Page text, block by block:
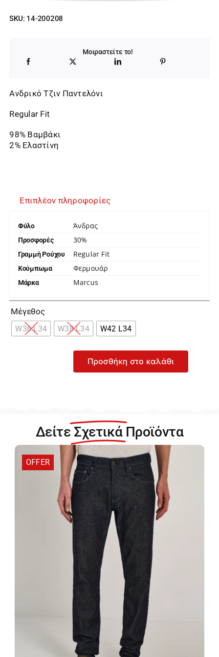
39,00 €.
είναι:
27,30 €.
SKU: 14-200208
Μοιραστείτε το!
Ανδρικό Τζιν Παντελόνι
Regular Fit
98% Βαμβάκι
2% Ελαστίνη
Επιπλέον πληροφορίες
Φύλο Άνδρας
Προσφορές 30%
Γραμμή Ρούχου Regular Fit
Κούμπωμα Φερμουάρ
Μάρκα Marcus
Μέγεθος
W36 L34 W38 L34 W42 L34
Τζιν
Παντελόνι
200208
ποσότητα
Προσθήκη στο καλάθι
Δείτε Σχετικά Προϊόντα
OFFER